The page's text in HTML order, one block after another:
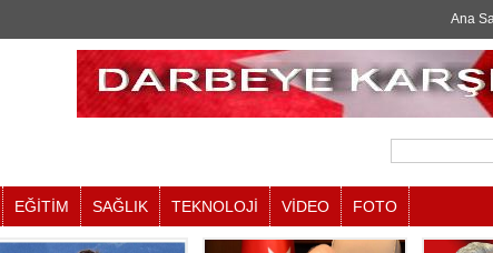
Ana
EĞİTİM SAĞLIK TEKNOLOJİ VİDEO FOTO